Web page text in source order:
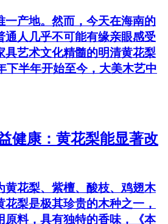
一产地。然而，今天在海南的
通人几乎不可能有缘亲眼感受
具艺术文化精髓的明清黄花梨
下半年开始至今，大美木艺中
健康：黄花梨能显著改
黄花梨、紫檀、酸枝、鸡翅木
花梨是极其珍贵的木种之一，
原料，具有独特的香味，《本